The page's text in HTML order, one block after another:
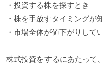
・投資する株を探すとき
・株を手放すタイミングが
・市場全体が値下がりして
株式投資をするにあたって